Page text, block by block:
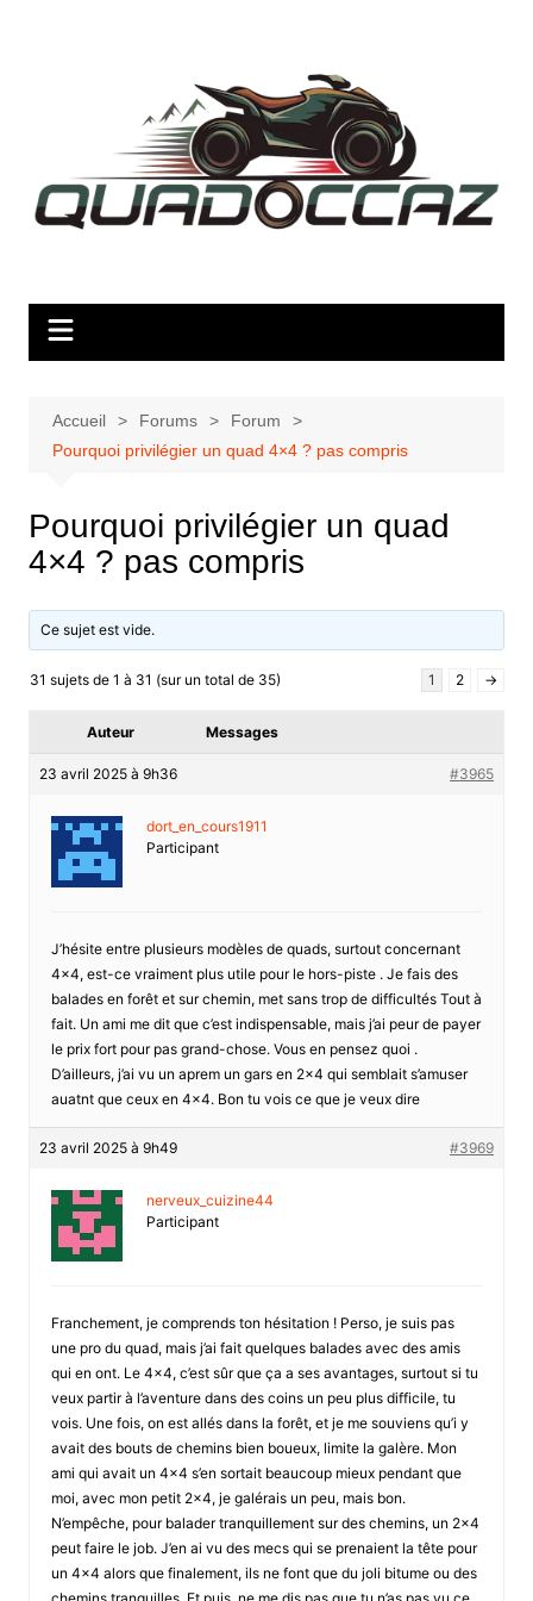
Accueil Forums
Forum
Pourquoi privilégier un quad 4×4 ? pas compris
Pourquoi privilégier un quad
4×4 ? pas compris
Ce sujet est vide.
31 sujets de 1 à 31 (sur un total de 35) 1 2 →
Auteur Messages
23 avril 2025 à 9h36 #3965
dort_en_cours1911
Participant
J’hésite entre plusieurs modèles de quads, surtout concernant
4×4, est-ce vraiment plus utile pour le hors-piste . Je fais des
balades en forêt et sur chemin, met sans trop de difficultés Tout à
fait. Un ami me dit que c’est indispensable, mais j’ai peur de payer
le prix fort pour pas grand-chose. Vous en pensez quoi .
D’ailleurs, j’ai vu un aprem un gars en 2×4 qui semblait s’amuser
auatnt que ceux en 4×4. Bon tu vois ce que je veux dire
23 avril 2025 à 9h49 #3969
nerveux_cuizine44
Participant
Franchement, je comprends ton hésitation ! Perso, je suis pas
une pro du quad, mais j’ai fait quelques balades avec des amis
qui en ont. Le 4×4, c’est sûr que ça a ses avantages, surtout si tu
veux partir à l’aventure dans des coins un peu plus difficile, tu
vois. Une fois, on est allés dans la forêt, et je me souviens qu’i y
avait des bouts de chemins bien boueux, limite la galère. Mon
ami qui avait un 4×4 s’en sortait beaucoup mieux pendant que
moi, avec mon petit 2×4, je galérais un peu, mais bon.
N’empêche, pour balader tranquillement sur des chemins, un 2×4
peut faire le job. J’en ai vu des mecs qui se prenaient la tête pour
un 4×4 alors que finalement, ils ne font que du joli bitume ou des